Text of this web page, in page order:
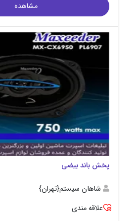
مشاهده
پخش باند بیضی
شاهان سیستم{تهران}
علاقه مندی